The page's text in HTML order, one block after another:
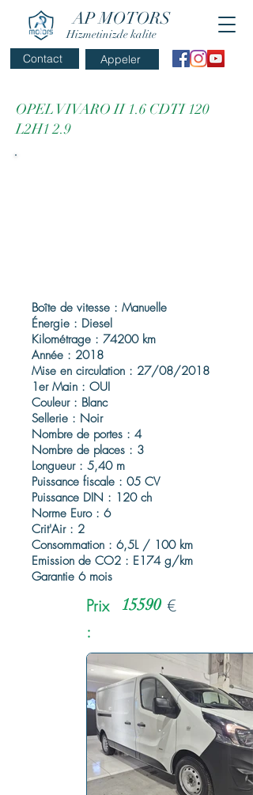
AP MOTORS
Hizmetinizde kalite
Appeler
Contact
OPEL VIVARO II 1.6 CDTI 120
L2H1 2.9
Boîte de vitesse : Manuelle
Énergie : Diesel
Kilométrage : 74200 km
Année : 2018
Mise en circulation : 27/08/2018
1er Main : OUI
Couleur : Blanc
Sellerie : Noir
Nombre de portes : 4
Nombre de places : 3
Longueur : 5,40 m
Puissance fiscale : 05 CV
Puissance DIN : 120 ch
Norme Euro : 6
Crit'Air : 2
Consommation : 6,5L / 100 km
Emission de CO2 : E174 g/km
Garantie 6 mois
Prix
:
15590 €